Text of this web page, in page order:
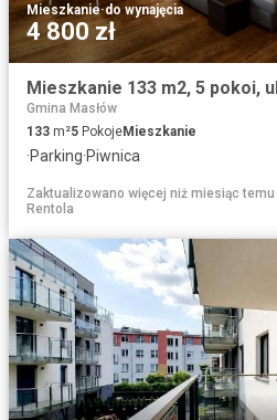
Mieszkanie·do wynajęcia
4 800 zł
Gmina Masłów
133 m²5 PokojeMieszkanie
·Parking·Piwnica
Zaktualizowano więcej niż miesiąc temu
Rentola